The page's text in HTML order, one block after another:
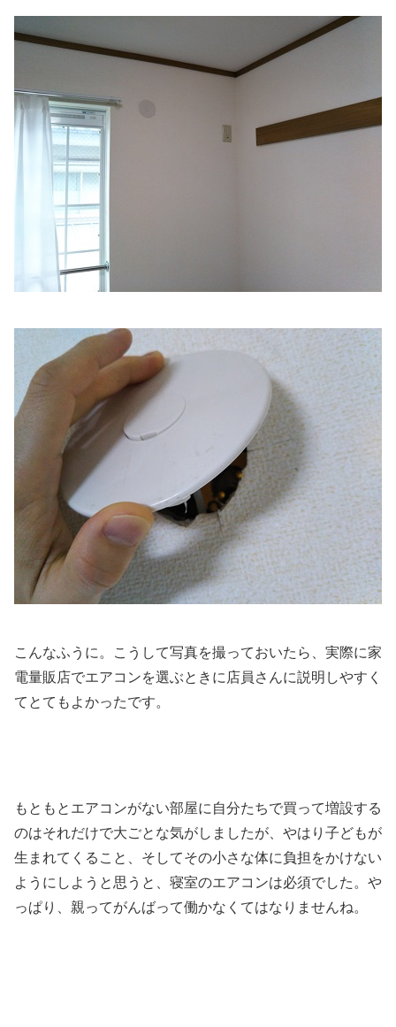
こんなふうに。こうして写真を撮っておいたら、実際に家
電量販店でエアコンを選ぶときに店員さんに説明しやすく
てとてもよかったです。
もともとエアコンがない部屋に自分たちで買って増設する
のはそれだけで大ごとな気がしましたが、やはり子どもが
生まれてくること、そしてその小さな体に負担をかけない
ようにしようと思うと、寝室のエアコンは必須でした。や
っぱり、親ってがんばって働かなくてはなりませんね。